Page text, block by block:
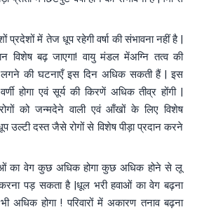
में तेज धूप रहेगी वर्षा की संभावना नहीं है |
विशेष बढ़ जाएगा! वायु मंडल मेंअग्नि तत्व की
की घटनाएँ इस दिन अधिक सकती हैं | इस
होगा एवं सूर्य की किरणें अधिक तीव्र होंगी |
को जन्मदेने वाली एवं आँखों के लिए विशेष
उल्टी दस्त जैसे रोगों से विशेष पीड़ा प्रदान करने
का वेग कुछ अधिक होगा कुछ अधिक होने से लू
करना पड़ सकता है |धूल भरी हवाओं का वेग बढ़ना
अधिक होगा ! परिवारों में अकारण तनाव बढ़ना